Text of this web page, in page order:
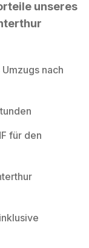
unseres
nach
für den